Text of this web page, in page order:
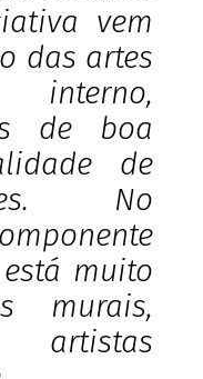
vem
das artes
de boa
de
No
muito
murais,